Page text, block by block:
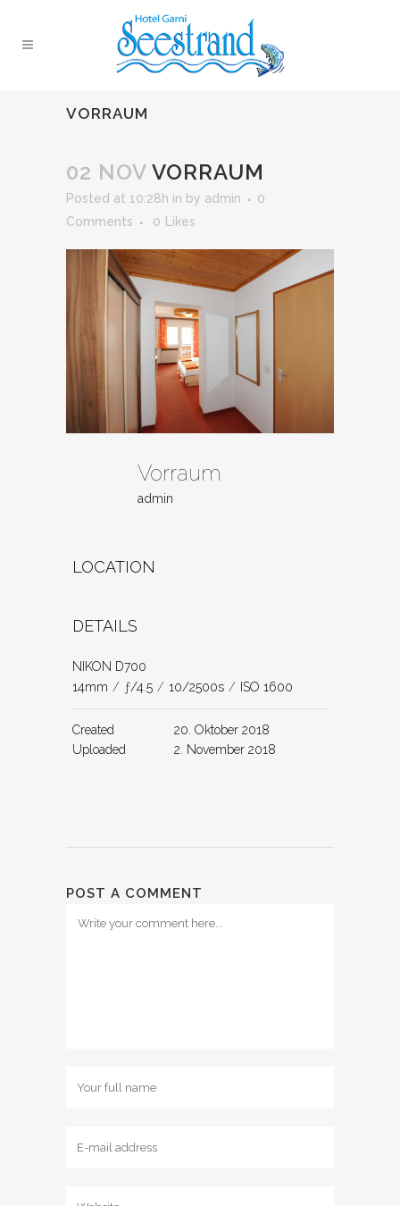
VORRAUM
02 NOV VORRAUM
Posted at 10:28h in by admin
0
Comments
0 Likes
Vorraum
admin
LOCATION
DETAILS
NIKON D700
14mm / ƒ/4.5 / 10/2500s / ISO 1600
Created
20. Oktober 2018
Uploaded
2. November 2018
POST A COMMENT